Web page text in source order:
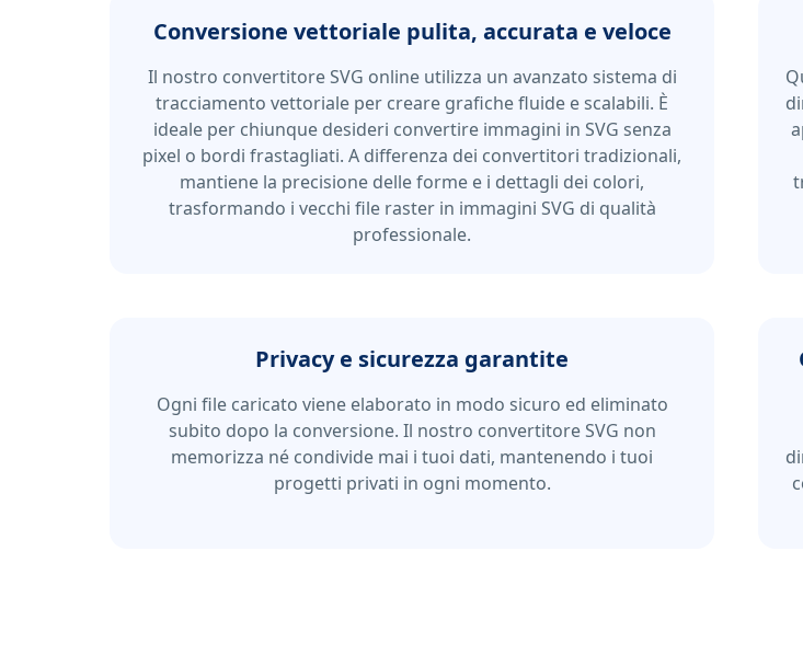
Conversione vettoriale pulita, accurata e veloce
Il nostro convertitore SVG online utilizza un avanzato sistema di
tracciamento vettoriale per creare grafiche fluide e scalabili. È
ideale per chiunque desideri convertire immagini in SVG senza
pixel o bordi frastagliati. A differenza dei convertitori tradizionali,
mantiene la precisione delle forme e i dettagli dei colori,
trasformando i vecchi file raster in immagini SVG di qualità
professionale.
Privacy e sicurezza garantite
Ogni file caricato viene elaborato in modo sicuro ed eliminato
subito dopo la conversione. Il nostro convertitore SVG non
memorizza né condivide mai i tuoi dati, mantenendo i tuoi
progetti privati ​​in ogni momento.